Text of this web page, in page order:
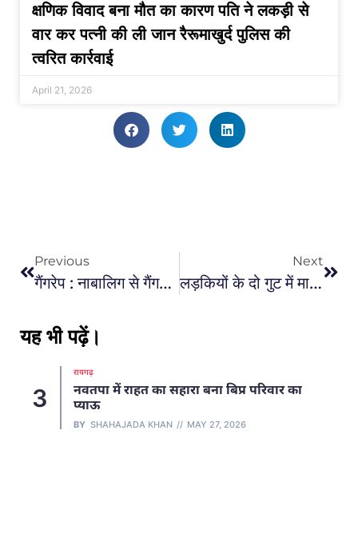
क्षणिक विवाद बना मौत का कारण पति ने लकड़ी से
वार कर पत्नी की ली जान रैरूमाखुर्द पुलिस की
त्वरित कार्रवाई
April 21, 2026
Previous
गैंगरेप : नाबालिग से गैंगरेप, पुलिस ने एक आरोपी को किया गिरफ्तार
Next
लड़कियों के दो गुट में मारपीट : रिवर व्यू में लड़कियों के दो गुट में जमकर मारपीट ,लड़ाई कर रही लड़कियों को किसी ने छुड़ाने की हिम्मत नहीं दिखाई
यह भी पढ़ें।
3
रायगढ़
नवतपा में राहत का सहारा बना बिप्र परिवार का
प्याऊ
BY SHAHAJADA KHAN MAY 27, 2026